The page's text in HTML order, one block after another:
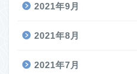
2021年9月
2021年8月
2021年7月